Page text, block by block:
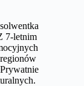
7-letnim